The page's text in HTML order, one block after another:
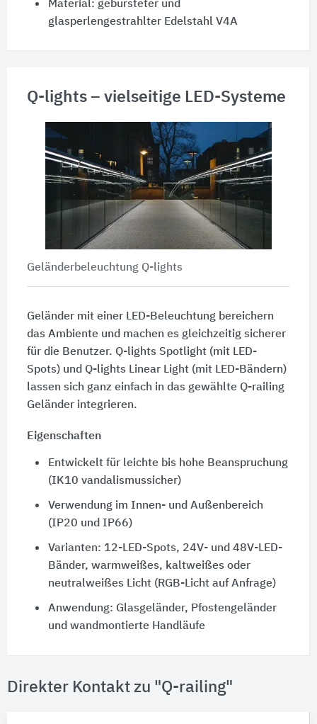
Material: gebürsteter und
glasperlengestrahlter Edelstahl V4A
Q-lights – vielseitige LED-Systeme
Geländerbeleuchtung Q-lights
Geländer mit einer LED-Beleuchtung bereichern
das Ambiente und machen es gleichzeitig sicherer
für die Benutzer. Q-lights Spotlight (mit LED-
Spots) und Q-lights Linear Light (mit LED-Bändern)
lassen sich ganz einfach in das gewählte Q-railing
Geländer integrieren.
Eigenschaften
Entwickelt für leichte bis hohe Beanspruchung
(IK10 vandalismussicher)
Verwendung im Innen- und Außenbereich
(IP20 und IP66)
Varianten: 12-LED-Spots, 24V- und 48V-LED-
Bänder, warmweißes, kaltweißes oder
neutralweißes Licht (RGB-Licht auf Anfrage)
Anwendung: Glasgeländer, Pfostengeländer
und wandmontierte Handläufe
Direkter Kontakt zu "Q-railing"